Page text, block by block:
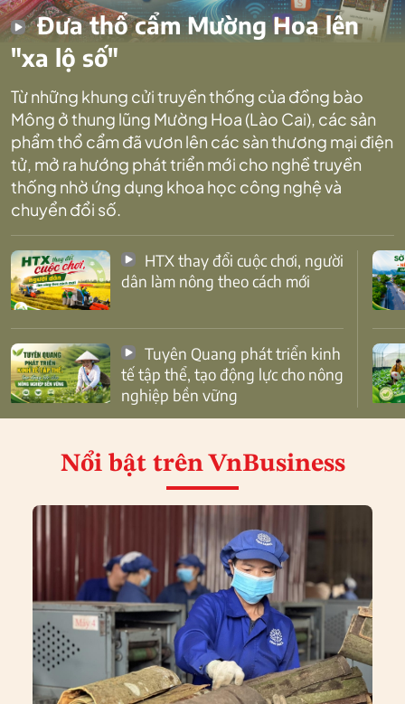
Đưa thổ cẩm Mường Hoa lên
"xa lộ số"
Từ những khung cửi truyền thống của đồng bào
Mông ở thung lũng Mường Hoa (Lào Cai), các sản
phẩm thổ cẩm đã vươn lên các sàn thương mại điện
tử, mở ra hướng phát triển mới cho nghề truyền
thống nhờ ứng dụng khoa học công nghệ và
chuyển đổi số.
dân làm nông theo cách mới
tế tập thể, tạo động lực cho nông
nghiệp bền vững
Nổi bật trên VnBusiness